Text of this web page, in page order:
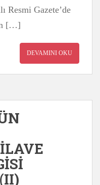
Resmi Gazete’de
[…]
DEVAMINI OKU